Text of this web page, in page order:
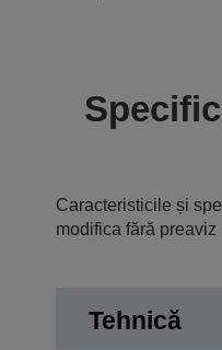
Caracteristicile și
modifica fără preaviz
Tehnică